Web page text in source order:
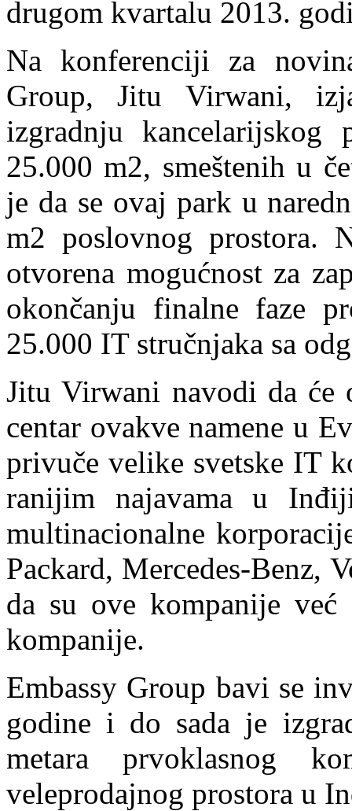
drugom kvartalu 2013.
Na konferenciji za
Group, Jitu Virwani,
izgradnju
25.000 m2, smeštenih u
je da se ovaj park u
m2 poslovnog prostora.
otvorena mogućnost za
okončanju finalne faze
25.000 IT stručnjaka sa
Jitu Virwani navodi da
centar ovakve namene u
privuče velike svetske IT
ranijim najavama u
multinacionalne
Packard, Mercedes-Benz,
da su ove kompanije
kompanije.
Embassy Group bavi se
godine i do sada je
metara prvoklasnog
veleprodajnog prostora u